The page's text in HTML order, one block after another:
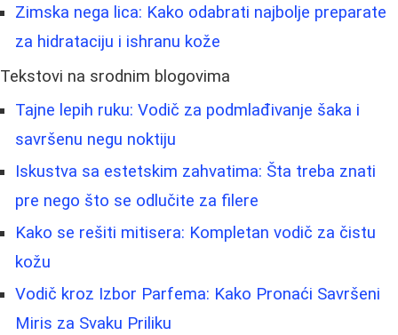
Zimska nega lica: Kako odabrati najbolje preparate
za hidrataciju i ishranu kože
Tekstovi na srodnim blogovima
Tajne lepih ruku: Vodič za podmlađivanje šaka i
savršenu negu noktiju
Iskustva sa estetskim zahvatima: Šta treba znati
pre nego što se odlučite za filere
Kako se rešiti mitisera: Kompletan vodič za čistu
kožu
Vodič kroz Izbor Parfema: Kako Pronaći Savršeni
Miris za Svaku Priliku